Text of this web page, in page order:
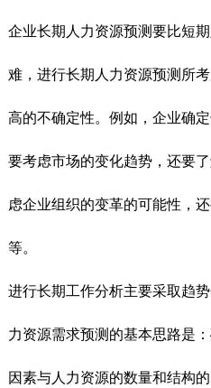
企业长期人力资源预测要比短
难，进行长期人力资源预测所
高的不确定性。例如，企业确
要考虑市场的变化趋势，还要
虑企业组织的变革的可能性，
等。
进行长期工作分析主要采取趋
力资源需求预测的基本思路是
因素与人力资源的数量和结构